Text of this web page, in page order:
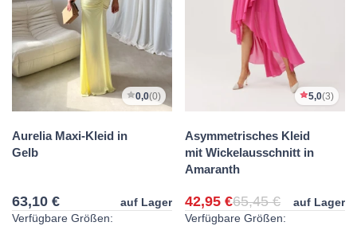
0,0(0)
Aurelia Maxi-Kleid in
Gelb
63,10 €
auf Lager
Verfügbare Größen:
5,0(3)
Asymmetrisches Kleid
mit Wickelausschnitt in
Amaranth
42,95 €65,45 €
auf Lager
Verfügbare Größen: